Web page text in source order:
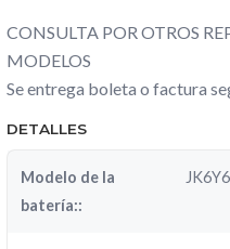
CONSULTA POR OTROS
MODELOS
Se entrega boleta o factura
DETALLES
Modelo de la
batería::
JK6Y6